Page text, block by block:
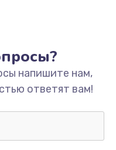
напишите нам,
ответят вам!